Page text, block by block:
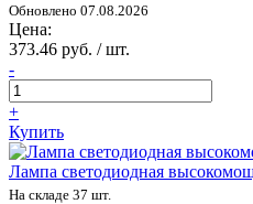
Обновлено 07.08.2026
Цена:
373.46 руб. / шт.
-
+
Купить
Лампа светодиодная
На складе 37 шт.